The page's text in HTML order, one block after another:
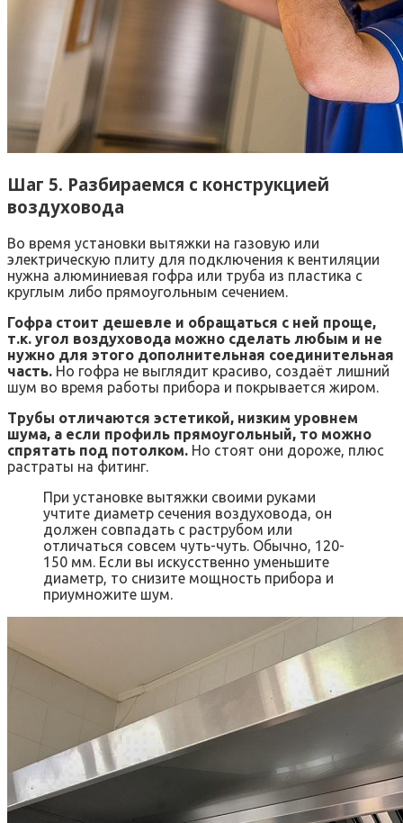
Шаг 5. Разбираемся с конструкцией
воздуховода
Во время установки вытяжки на газовую или
электрическую плиту для подключения к вентиляции
нужна алюминиевая гофра или труба из пластика с
круглым либо прямоугольным сечением.
Гофра стоит дешевле и обращаться с ней проще,
т.к. угол воздуховода можно сделать любым и не
нужно для этого дополнительная соединительная
часть. Но гофра не выглядит красиво, создаёт лишний
шум во время работы прибора и покрывается жиром.
Трубы отличаются эстетикой, низким уровнем
шума, а если профиль прямоугольный, то можно
спрятать под потолком. Но стоят они дороже, плюс
растраты на фитинг.
При установке вытяжки своими руками
учтите диаметр сечения воздуховода, он
должен совпадать с раструбом или
отличаться совсем чуть-чуть. Обычно, 120-
150 мм. Если вы искусственно уменьшите
диаметр, то снизите мощность прибора и
приумножите шум.